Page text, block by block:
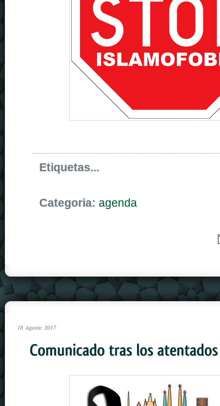
Etiquetas...
Categoria: agenda
18 Agosto 2017